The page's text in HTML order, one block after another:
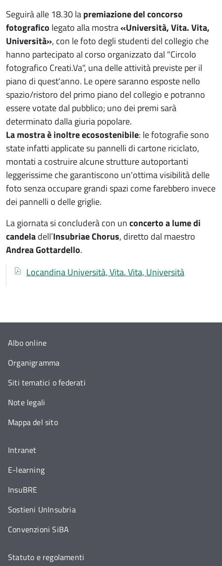
Seguirà alle 18.30 lapremiazione del concorso
fotografico legato alla mostra«Università, Vita. Vita,
Università», con le foto degli studenti del collegio che
hanno partecipato al corso organizzato dal "Circolo
fotografico Creati.Va", una delle attività previste per il
piano di quest'anno. Le opere saranno esposte nello
spazio/ristoro del primo piano del collegio e potranno
essere votate dal pubblico; uno dei premi sarà
determinato dalla giuria popolare.
La mostra è inoltre ecosostenibile: le fotografie sono
state infatti applicate su pannelli di cartone riciclato,
montati a costruire alcune strutture autoportanti
leggerissime che garantiscono un'ottima visibilità delle
foto senza occupare grandi spazi come farebbero invece
dei pannelli o delle griglie.
La giornata si concluderà con unconcerto a lume di
candeladell’Insubriae Chorus, diretto dal maestro
Andrea Gottardello.
Documenti
Documento
Locandina Università, Vita. Vita, Università
Albo online
Organigramma
Siti tematici o federati
Note legali
Mappa del sito
Intranet
E-learning
InsuBRE
Sostieni UnInsubria
Convenzioni SiBA
Statuto e regolamenti